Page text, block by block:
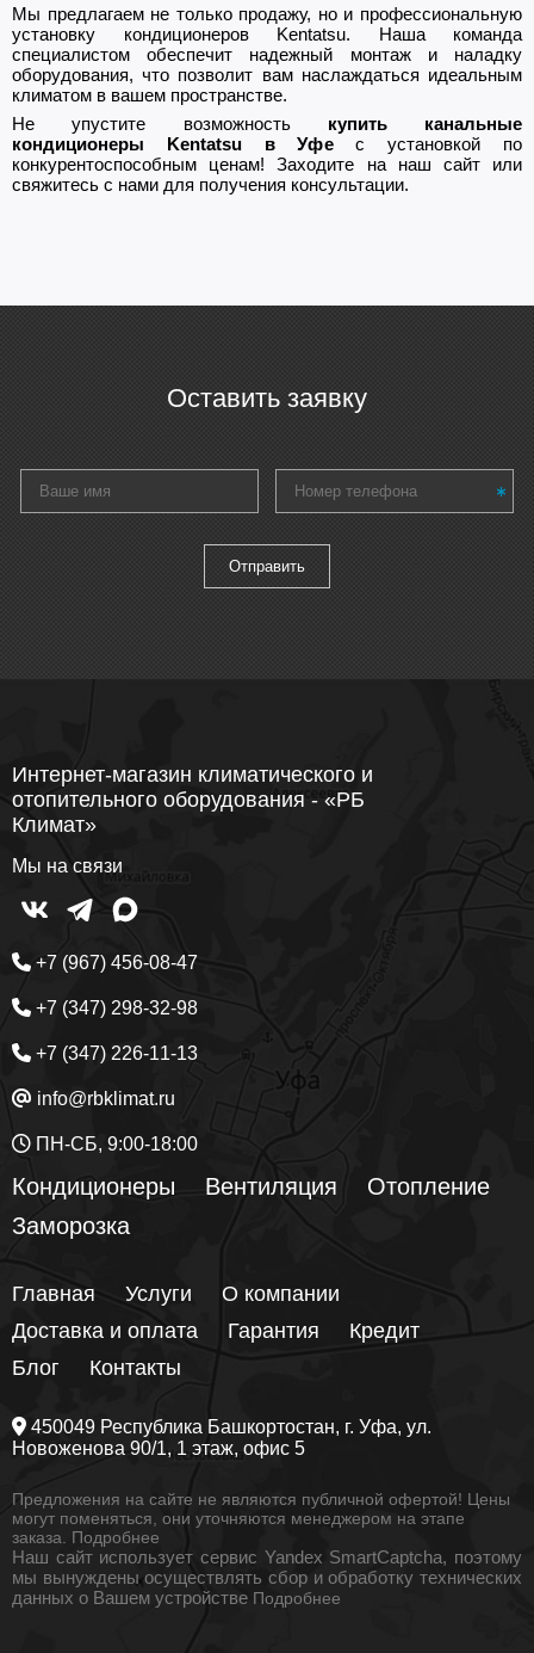
Мы предлагаем не только продажу, но и профессиональную
установку кондиционеров Kentatsu. Наша команда
специалистом обеспечит надежный монтаж и наладку
оборудования, что позволит вам наслаждаться идеальным
климатом в вашем пространстве.
Не упустите возможность купить канальные
кондиционеры Kentatsu в Уфес установкой по
конкурентоспособным ценам! Заходите на наш сайт или
свяжитесь с нами для получения консультации.
Оставить заявку
Интернет-магазин климатического и
отопительного оборудования - «РБ
Климат»
Мы на связи
+7 (967) 456-08-47
+7 (347) 298-32-98
+7 (347) 226-11-13
info@rbklimat.ru
ПН-СБ, 9:00-18:00
Кондиционеры Вентиляция
Отопление
Заморозка
Главная Услуги
О компании
Доставка и оплата
Гарантия
Кредит
Блог
Контакты
450049 Республика Башкортостан, г. Уфа, ул.
Новоженова 90/1, 1 этаж, офис 5
Предложения на сайте не являются публичной офертой! Цены
могут поменяться, они уточняются менеджером на этапе
заказа. Подробнее
Наш сайт использует сервис Yandex SmartCaptcha, поэтому
мы вынуждены осуществлять сбор и обработку технических
данных о Вашем устройстве Подробнее